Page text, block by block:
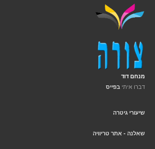
מנחם דוד
דברו איתי בפייס
שיעורי גיטרה
שאלנה - אתר טריוויה